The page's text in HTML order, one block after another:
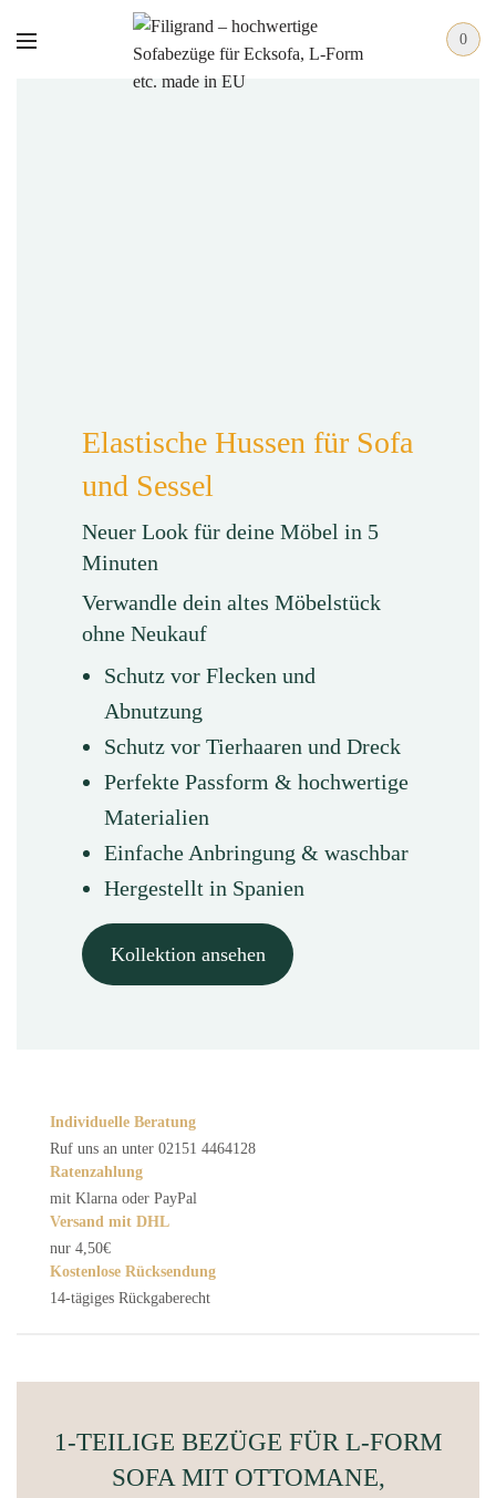
0
Elastische Hussen für Sofa
und Sessel
Neuer Look für deine Möbel in 5
Minuten
Verwandle dein altes Möbelstück
ohne Neukauf
Schutz vor Flecken und
Abnutzung
Schutz vor Tierhaaren und Dreck
Perfekte Passform & hochwertige
Materialien
Einfache Anbringung & waschbar
Hergestellt in Spanien
Kollektion ansehen
Individuelle Beratung
Ruf uns an unter 02151 4464128
Ratenzahlung
mit Klarna oder PayPal
Versand mit DHL
nur 4,50€
Kostenlose Rücksendung
14-tägiges Rückgaberecht
1-TEILIGE BEZÜGE FÜR L-FORM
SOFA MIT OTTOMANE,